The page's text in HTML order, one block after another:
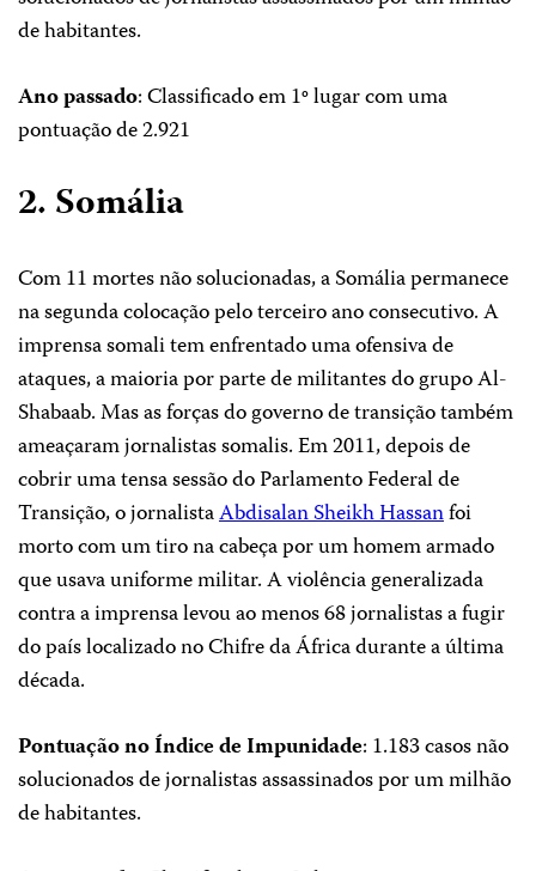
de habitantes.
Ano passado: Classificado em 1º lugar com uma
pontuação de 2.921
2. Somália
Com 11 mortes não solucionadas, a Somália permanece
na segunda colocação pelo terceiro ano consecutivo. A
imprensa somali tem enfrentado uma ofensiva de
ataques, a maioria por parte de militantes do grupo Al-
Shabaab. Mas as forças do governo de transição também
ameaçaram jornalistas somalis. Em 2011, depois de
cobrir uma tensa sessão do Parlamento Federal de
Transição, o jornalistaAbdisalan Sheikh Hassanfoi
morto com um tiro na cabeça por um homem armado
que usava uniforme militar. A violência generalizada
contra a imprensa levou ao menos 68 jornalistas a fugir
do país localizado no Chifre da África durante a última
década.
Pontuação no Índice de Impunidade: 1.183 casos não
solucionados de jornalistas assassinados por um milhão
de habitantes.